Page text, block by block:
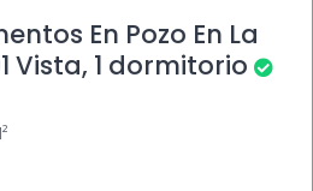
En Pozo En La
Vista, 1 dormitorio